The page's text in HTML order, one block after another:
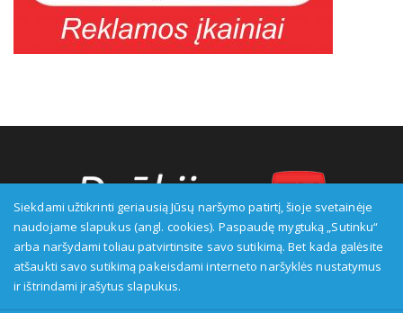
Transliuotojas: VšĮ Alytaus regioninė televizija, įmonės kodas:
149916583, adresas: Kranto g. 33, LT-62147 Alytus, priežiūros
Siekdami užtikrinti geriausią Jūsų naršymo patirtį, šioje svetainėje
naudojame slapukus (angl. cookies). Paspaudę mygtuką „Sutinku“
arba naršydami toliau patvirtinsite savo sutikimą. Bet kada galėsite
atšaukti savo sutikimą pakeisdami interneto naršyklės nustatymus
ir ištrindami įrašytus slapukus.